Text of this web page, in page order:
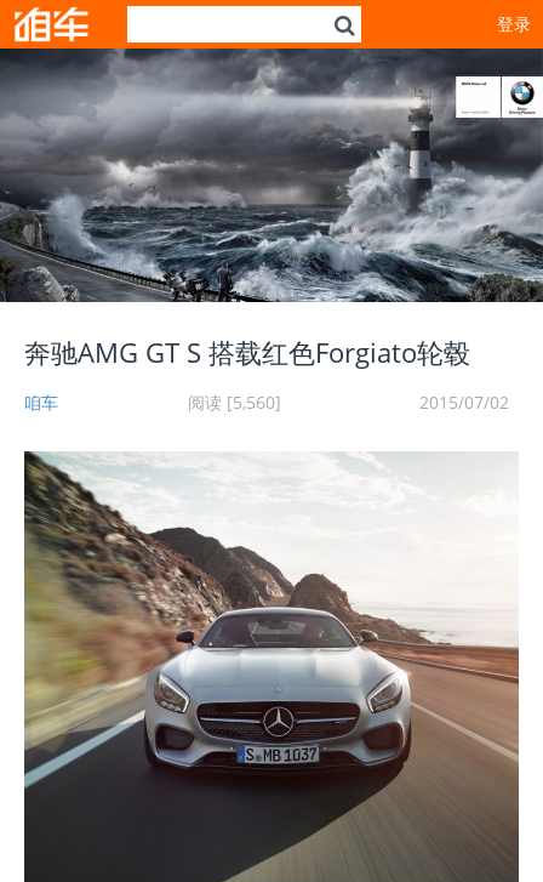
登录
奔驰AMG GT S 搭载红色Forgiato轮毂
咱车 阅读 [5,560] 2015/07/02